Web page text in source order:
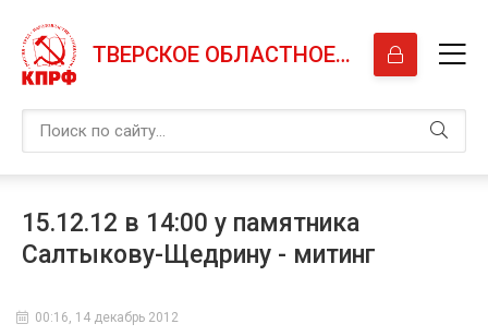
ТВЕРСКОЕ ОБЛАСТНОЕ ОТДЕЛЕНИЕ КПРФ
15.12.12 в 14:00 у памятника
Салтыкову-Щедрину - митинг
00:16, 14 декабрь 2012